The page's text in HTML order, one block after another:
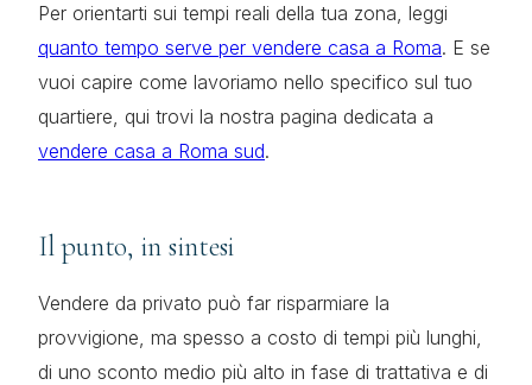
Per orientarti sui tempi reali della tua zona, leggi
quanto tempo serve per vendere casa a Roma. E se
vuoi capire come lavoriamo nello specifico sul tuo
quartiere, qui trovi la nostra pagina dedicata a
vendere casa a Roma sud.
Il punto, in sintesi
Vendere da privato può far risparmiare la
provvigione, ma spesso a costo di tempi più lunghi,
di uno sconto medio più alto in fase di trattativa e di